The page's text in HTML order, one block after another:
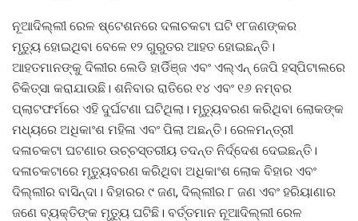
ନୂଆଦିଲ୍ଲୀ ରେଳ ଷ୍ଟେଶନରେ ଦଳାଚକଟା ଘଟି ୧୮ଜଣଙ୍କର
ମୃତ୍ୟୁ ହୋଇଥିବା ବେଳେ ୧୨ ଗୁରୁତର ଆହତ ହୋଇଛନ୍ତି।
ଆହତମାନଙ୍କୁ ଦିଲୀର ଲେଡି ହାର୍ଡିଞ୍ଜ ଏବଂ ଏଲ୍‌ଏନ୍‌ ଜେପି ହସ୍ପିଟାଲରେ
ଚିକିତ୍ସା କରାଯାଉଛି। ଶନିବାର ରାତିରେ ୧୪ ଏବଂ ୧୬ ନମ୍ବର
ପ୍ଲାଟଫର୍ମରେ ଏହି ଦୁର୍ଘଟଣା ଘଟିଥିଲା। ମୃତ୍ୟୁବରଣ କରିଥିବା ଲୋକଙ୍କ
ମଧ୍ୟରେ ଅଧିକାଂଶ ମହିଳା ଏବଂ ପିଲା ଅଛନ୍ତି। ରେଳମନ୍ତ୍ରୀ
ଦଳାଚକଟା ଘଟଣାର ଉଚ୍ଚସ୍ତରୀୟ ତଦନ୍ତ ନିର୍ଦ୍ଦେଶ ଦେଇଛନ୍ତି।
ଦଳାଚକଟାରେ ମୃତ୍ୟୁବରଣ କରିଥିବା ଅଧିକାଂଶ ଲୋକ ବିହାର ଏବଂ
ଦିଲ୍ଲୀର ବାସିନ୍ଦା। ବିହାରର ୯ ଜଣ, ଦିଲ୍ଲୀର ୮ ଜଣ ଏବଂ ହରିୟାଣାର
ଜଣେ ବ୍ୟକ୍ତିଙ୍କ ମୃତ୍ୟୁ ଘଟିଛି। ବର୍ତ୍ତମାନ ନୂଆଦିଲ୍ଲୀ ରେଳ